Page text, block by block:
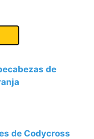
de
de Codycross